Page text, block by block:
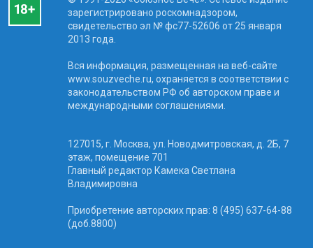
зарегистрировано роскомнадзором,
свидетельство эл № фc77-52606 от 25 января
2013 года.
Вся информация, размещенная на веб-сайте
www.souzveche.ru, охраняется в соответствии с
законодательством РФ об авторском праве и
международными соглашениями.
127015, г. Москва, ул. Новодмитровская, д. 2Б, 7
этаж, помещение 701
Главный редактор Камека Светлана
Владимировна
Приобретение авторских прав: 8 (495) 637-64-88
(доб.8800)